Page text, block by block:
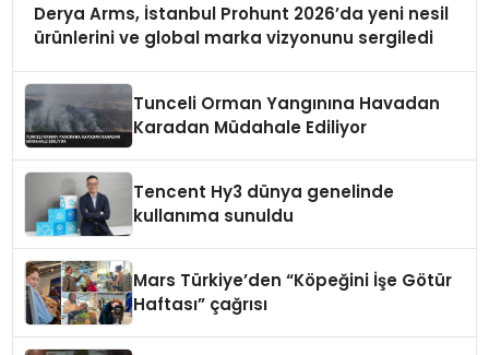
Derya Arms, İstanbul Prohunt 2026’da yeni nesil
ürünlerini ve global marka vizyonunu sergiledi
Tunceli Orman Yangınına Havadan
Karadan Müdahale Ediliyor
Tencent Hy3 dünya genelinde
kullanıma sunuldu
Mars Türkiye’den “Köpeğini İşe Götür
Haftası” çağrısı